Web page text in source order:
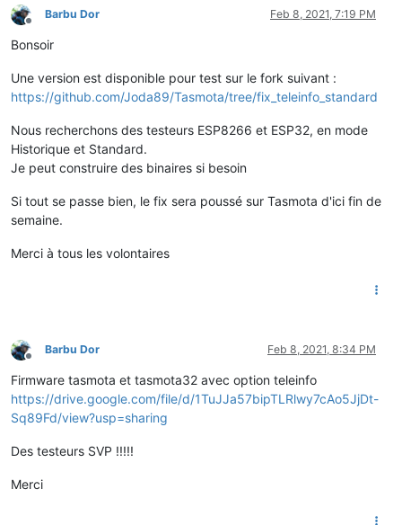
Offline
Barbu Dor Feb 8, 2021, 7:19 PM
Bonsoir
Une version est disponible pour test sur le fork suivant :
https://github.com/Joda89/Tasmota/tree/fix_teleinfo_standard
Nous recherchons des testeurs ESP8266 et ESP32, en mode
Historique et Standard.
Je peut construire des binaires si besoin
Si tout se passe bien, le fix sera poussé sur Tasmota d'ici fin de
semaine.
Merci à tous les volontaires
Offline
Barbu Dor Feb 8, 2021, 8:34 PM
Firmware tasmota et tasmota32 avec option teleinfo
https://drive.google.com/file/d/1TuJJa57bipTLRlwy7cAo5JjDt-
Sq89Fd/view?usp=sharing
Des testeurs SVP !!!!!
Merci